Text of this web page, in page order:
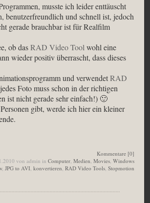
musste ich leider enttäuscht
benutzerfreundlich und schnell ist, jedoch
gerade brauchbar ist für Realfilm
ob dasRAD Video Tool wohl eine
wieder positiv überrascht, dass dieses
und verwendetRAD
Foto muss schon in der richtigen
ist nicht gerade sehr einfach!) 🙂
gibt, werde ich hier ein kleiner
Kommentare [0]
von admin in Computer Medien Movies Windows
, JPG to AVI konvertieren RAD Video Tools Stopmotion